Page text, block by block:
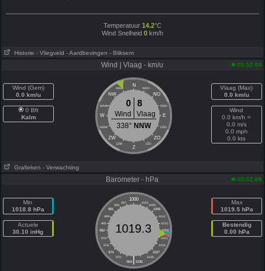
Temperatuur 14.2°C
Wind Snelheid 0km/h
Historie - Vliegveld - Aardbevingen - Bliksem
Wind | Vlaag - km/u 05:52:00
Wind (Gem)
0.0 km/u
0 Bft
Kalm
N
NNW NNO
NW NO
WNW ONO
W E
WZW OZO
ZW ZO
ZZW ZZO
Z
0 8
Wind
Vlaag
338° NNW
Vlaag (Max)
0.0 km/u
Wind
0.0 km/h =
0.0 m/s
0.0 mph
0.0 kts
Grafieken - Verwachting
Barometer - hPa 05:52:00
Min
1018.8 hPa
Actuele
30.10 inHg
1000
997 1003
994
1006
991
1009
988
1012
985
1015
982
1018
979
1021
976
1024
973
1027
970
1030
|
964 1036
1019.3
Max
1019.5 hPa
Bestendig
0.00 hPa